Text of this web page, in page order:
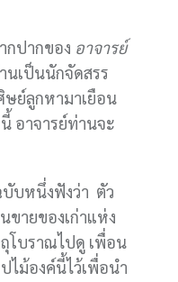
กปากของ อาจารย์
นเป็นนักจัดสรร
ย์ลูกหามาเยือน
อาจารย์ท่านจะ
บหนึ่งฟังว่า ตัว
ายของเก่าแห่ง
โบราณไปดู เพื่อน
ไม้องค์นี้ไว้เพื่อนำ